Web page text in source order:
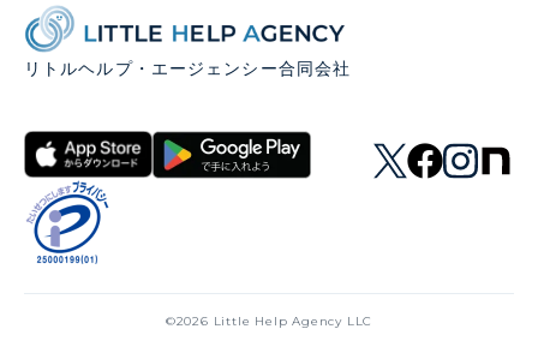
リトルヘルプ・エージェンシー合同会社
©2026 Little Help Agency LLC